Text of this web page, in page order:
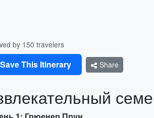
by 150 travelers
Save This Itinerary Share